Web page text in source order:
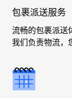
包裹派送服务
流畅的包裹派送
我们负责物流，